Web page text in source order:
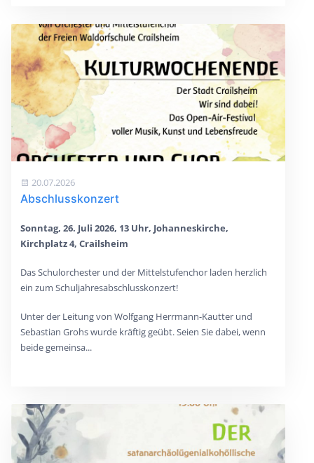
20.07.2026
Abschlusskonzert
Sonntag, 26. Juli 2026, 13 Uhr, Johanneskirche,
Kirchplatz 4, Crailsheim
Das Schulorchester und der Mittelstufenchor laden herzlich
ein zum Schuljahresabschlusskonzert!
Unter der Leitung von Wolfgang Herrmann-Kautter und
Sebastian Grohs wurde kräftig geübt. Seien Sie dabei, wenn
beide gemeinsa...